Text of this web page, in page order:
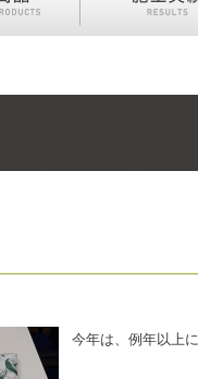
今年は、例年以上